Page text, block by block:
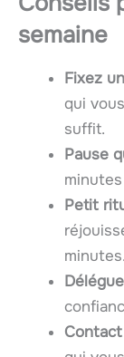
semaine
Fixez
qui
suffit.
Pause
Petit
minutes.